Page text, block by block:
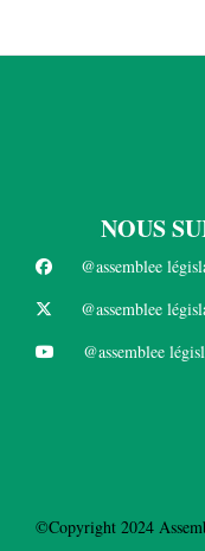
NOUS
@assemblee
@assemblee
@assemblee
©Copyright 2024